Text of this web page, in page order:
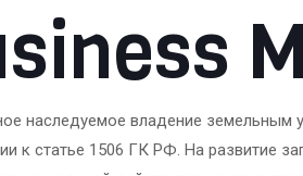
наследуемое владение земельным
к статье 1506 ГК РФ. На развитие